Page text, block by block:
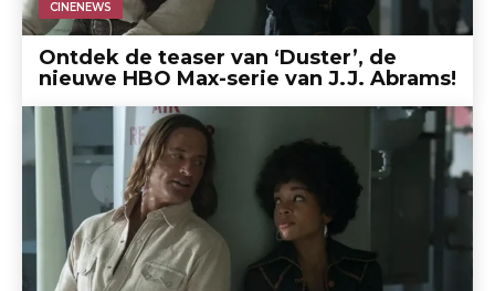
CINENEWS
Ontdek de teaser van ‘Duster’, de
nieuwe HBO Max-serie van J.J. Abrams!